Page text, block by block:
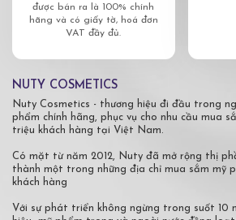
được bán ra là 100% chính
hãng và có giấy tờ, hoá đơn
VAT đầy đủ.
NUTY COSMETICS
Nuty Cosmetics - thương hiệu đi đầu trong
phẩm chính hãng, phục vụ cho nhu cầu mua
triệu khách hàng tại Việt Nam.
Có mặt từ năm 2012, Nuty đã mở rộng thị
thành một trong những địa chỉ mua sắm mỹ
khách hàng
Với sự phát triển không ngừng trong suốt 10